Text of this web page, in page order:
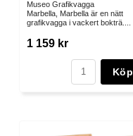
Museo Grafikvagga
Marbella, Marbella är en nätt
grafikvagga i vackert bokträ....
1 159 kr
Köp